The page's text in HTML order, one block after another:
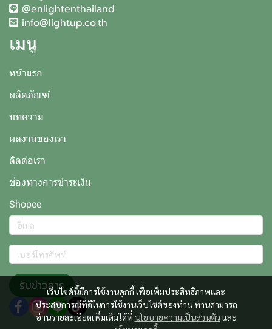
เว็บไซต์นี้มีการใช้งานคุกกี้ เพื่อเพิ่มประสิทธิภาพและ
ประสบการณ์ที่ดีในการใช้งานเว็บไซต์ของท่าน ท่านสามารถ
อ่านรายละเอียดเพิ่มเติมได้ที่ นโยบายความเป็นส่วนตัว และ
@enlightenthailand
info@lightup.co.th
เมนู
หน้าแรก
ผลิตภัณฑ์
บทความ
ผลงานของเรา
ติดต่อเรา
ช่องทางการชำระเงิน
Shopee
รับข่าวสาร